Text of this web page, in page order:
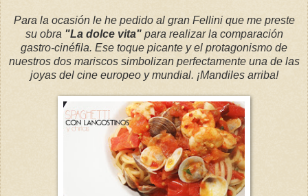
Para la ocasión le he pedido al gran Fellini que me preste
su obra "La dolce vita" para realizar la comparación
gastro-cinéfila. Ese toque picante y el protagonismo de
nuestros dos mariscos simbolizan perfectamente una de las
joyas del cine europeo y mundial. ¡Mandiles arriba!